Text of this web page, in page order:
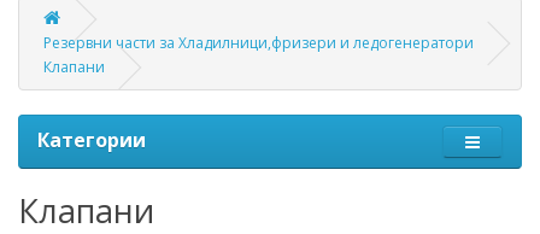
Резервни части за Хладилници,фризери и ледогенератори
Клапани
Категории
Клапани